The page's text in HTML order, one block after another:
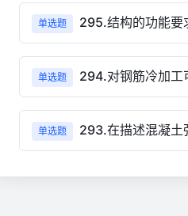
单选题 295.结构的功能要
单选题 294.对钢筋冷加工
单选题 293.在描述混凝土